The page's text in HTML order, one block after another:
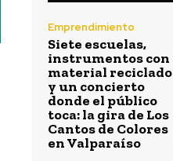
Emprendimiento
Siete escuelas,
instrumentos con
material reciclado
y un concierto
donde el público
toca: la gira de Los
Cantos de Colores
en Valparaíso